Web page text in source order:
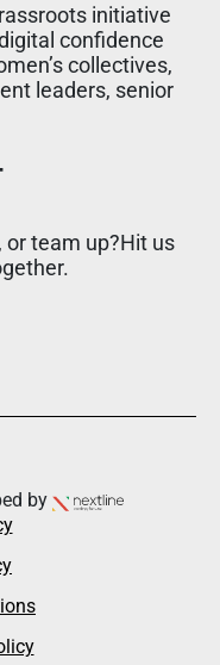
initiative
confidence
collectives,
leaders, senior
or team up?Hit us
by